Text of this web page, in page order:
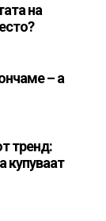
на
– а
тренд:
купуваат